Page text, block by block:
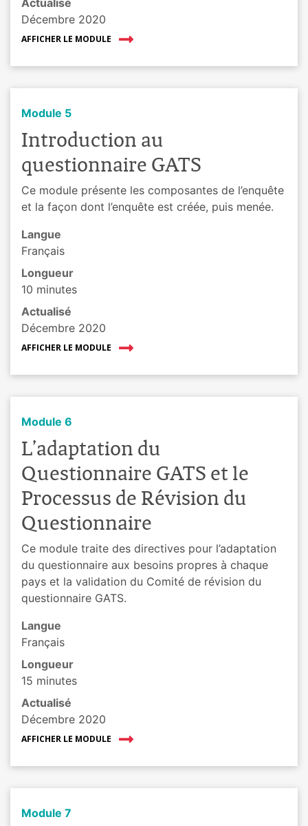
Actualisé
Décembre 2020
AFFICHER LE MODULE
Module 5
Introduction au
questionnaire GATS
Ce module présente les composantes de l’enquête
et la façon dont l’enquête est créée, puis menée.
Langue
Français
Longueur
10 minutes
Actualisé
Décembre 2020
AFFICHER LE MODULE
Module 6
L’adaptation du
Questionnaire GATS et le
Processus de Révision du
Questionnaire
Ce module traite des directives pour l’adaptation
du questionnaire aux besoins propres à chaque
pays et la validation du Comité de révision du
questionnaire GATS.
Langue
Français
Longueur
15 minutes
Actualisé
Décembre 2020
AFFICHER LE MODULE
Module 7